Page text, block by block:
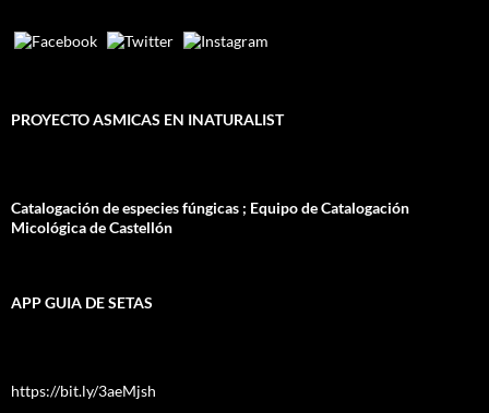
PROYECTO ASMICAS EN INATURALIST
Catalogación de especies fúngicas ; Equipo de Catalogación
Micológica de Castellón
APP GUIA DE SETAS
https://bit.ly/3aeMjsh